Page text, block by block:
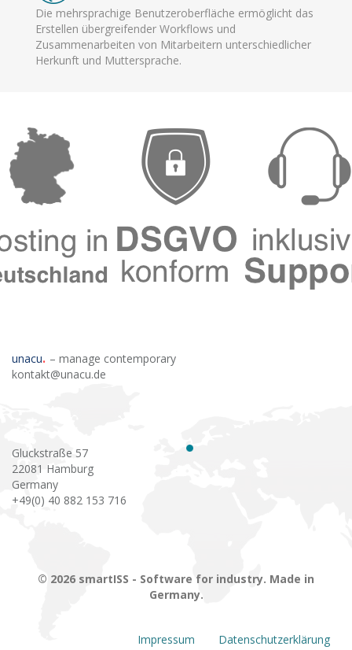
Die mehrsprachige Benutzeroberfläche ermöglicht das
Erstellen übergreifender Workflows und
Zusammenarbeiten von Mitarbeitern unterschiedlicher
Herkunft und Muttersprache.
unacu – manage contemporary
kontakt@unacu.de
Gluckstraße 57
22081 Hamburg
Germany
+49(0) 40 882 153 716
© 2026 smartISS - Software for industry. Made in
Germany.
Impressum Datenschutzerklärung